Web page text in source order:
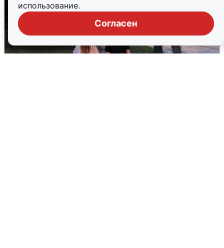
использование.
Согласен